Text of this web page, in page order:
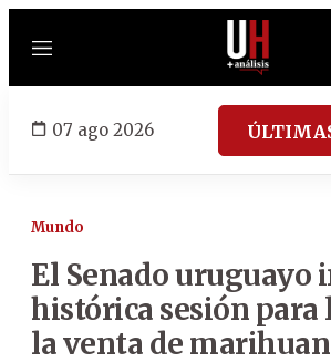
Menú
07 ago 2026
Mundo
El Senado uruguayo
histórica sesión para
la venta de